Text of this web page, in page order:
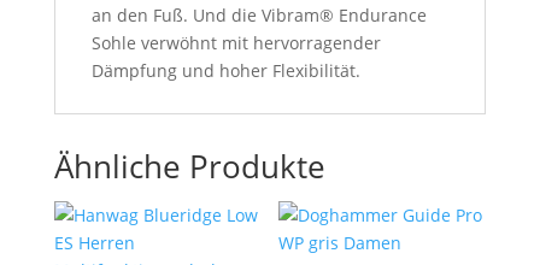
an den Fuß. Und die Vibram® Endurance
Sohle verwöhnt mit hervorragender
Dämpfung und hoher Flexibilität.
Ähnliche Produkte